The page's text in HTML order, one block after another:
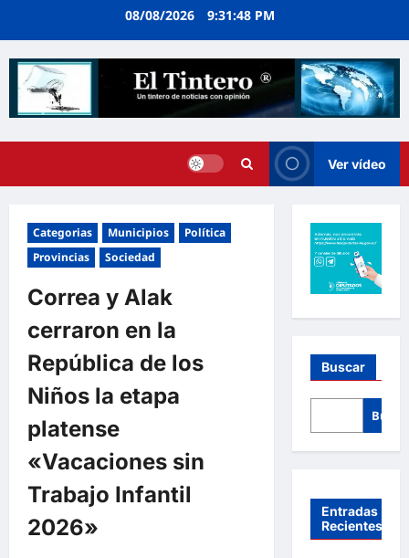
08/08/2026 9:31:49 PM
Ver vídeo
Categorias Municipios
Política
Provincias
Sociedad
Correa y Alak
cerraron en la
República de los
Niños la etapa
platense
«Vacaciones sin
Trabajo Infantil
2026»
Buscar
Entradas
Recientes